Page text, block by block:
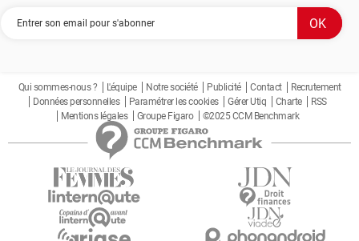
Qui sommes-nous ? L'équipe Notre société Publicité Contact
Recrutement
Données personnelles
Paramétrer les cookies Gérer Utiq Charte
RSS
Mentions légales
Groupe Figaro ©2025 CCM Benchmark